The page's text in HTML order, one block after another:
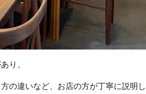
り、
の違いなど、お店の方が丁寧に説明